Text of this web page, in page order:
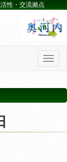
性・交流拠点